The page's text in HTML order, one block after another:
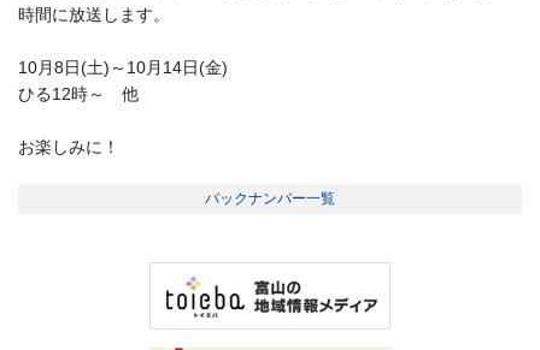
時間に放送します。
10月8日(土)～10月14日(金)
ひる12時～ 他
お楽しみに！
バックナンバー一覧